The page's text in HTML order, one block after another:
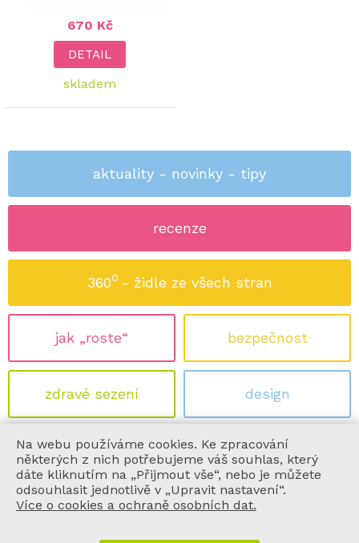
670 Kč
DETAIL
skladem
aktuality - novinky - tipy
recenze
360o
- židle ze všech stran
jak „roste“ bezpečnost
zdravé sezení design
ekologie certifikace
Na webu používáme cookies. Ke zpracování
některých z nich potřebujeme váš souhlas, který
dáte kliknutím na „Přijmout vše“, nebo je můžete
odsouhlasit jednotlivě v „Upravit nastavení“.
Více o cookies a ochraně osobních dat.